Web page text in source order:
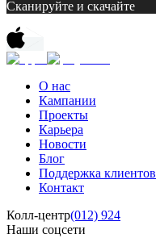
Сканируйте и скачайте
О нас
Кампании
Проекты
Карьера
Новости
Блог
Поддержка клиентов
Контакт
Колл-центр(012) 924
Наши соцсети